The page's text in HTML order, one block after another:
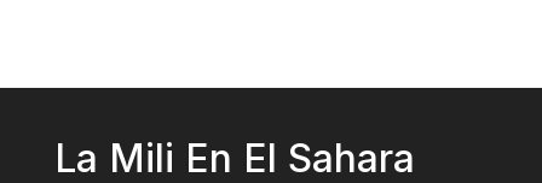
La Mili En El Sahara